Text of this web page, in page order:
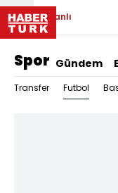
Canlı
Spor Gündem
Transfer Futbol